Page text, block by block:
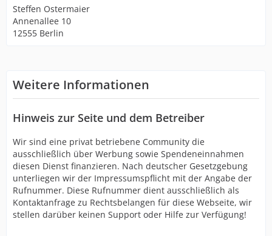
Steffen Ostermaier
Annenallee 10
12555 Berlin
Weitere Informationen
Hinweis zur Seite und dem Betreiber
Wir sind eine privat betriebene Community die
ausschließlich über Werbung sowie Spendeneinnahmen
diesen Dienst finanzieren. Nach deutscher Gesetzgebung
unterliegen wir der Impressumspflicht mit der Angabe der
Rufnummer. Diese Rufnummer dient ausschließlich als
Kontaktanfrage zu Rechtsbelangen für diese Webseite, wir
stellen darüber keinen Support oder Hilfe zur Verfügung!